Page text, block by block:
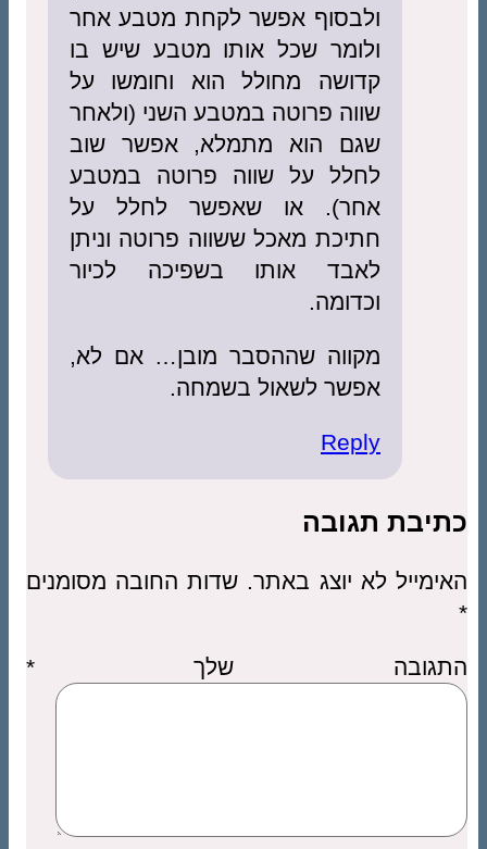
ולבסוף אפשר לקחת מטבע אחר
ולומר שכל אותו מטבע שיש בו
קדושה מחולל הוא וחומשו על
שווה פרוטה במטבע השני (ולאחר
שגם הוא מתמלא, אפשר שוב
לחלל על שווה פרוטה במטבע
אחר). או שאפשר לחלל על
חתיכת מאכל ששווה פרוטה וניתן
לאבד אותו בשפיכה לכיור
וכדומה.
מקווה שההסבר מובן… אם לא,
אפשר לשאול בשמחה.
Reply
כתיבת תגובה
האימייל לא יוצג באתר. שדות החובה מסומנים
*
התגובה שלך*